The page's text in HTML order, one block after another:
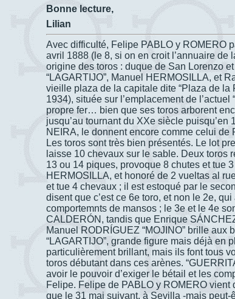
Bonne lecture,
Lilian
Avec difficulté, Felipe PABLO y ROMERO
avril 1888 (le 8, si on en croit l’annuaire de
origine des toros : duque de San Lorenzo
“LAGARTIJO”, Manuel HERMOSILLA, et
vieille plaza de la capitale dite “Plaza de la
1934), située sur l’emplacement de
propre fer… bien que ses toros arborent
jusqu’au tournant du XXe siècle puisqu’en
NEIRA, le donnent encore comme celui de
Les toros sont très bien présentés. Le lot
laisse 10 chevaux sur le sable. Deux toros
13 ou 14 piques, provoque 8 chutes et tue
HERMOSILLA, et honoré de 2 vueltas al
et tue 4 chevaux ; il est estoqué par le
disent que c’est ce 6e toro, et non le 2e,
comportemnts de mansos ; le 3e et le 4e
CALDERÓN, tandis que Enrique
Manuel RODRÍGUEZ “MOJINO” brille aux
“LAGARTIJO”, grande figure mais déjà en
particulièrement brillant, mais ils font tous
toros débutant dans ces arènes.
avoir le pouvoir d’exiger le bétail et les
Felipe. Felipe de PABLO y ROMERO vient
que le 31 mai suivant, à Sevilla -mais peut-